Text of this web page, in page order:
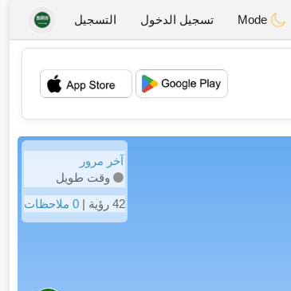
تسجيل الدخول التسجيل
💖
آخر مرور
وقت طويل
42 رؤية |
0 ملاحظات